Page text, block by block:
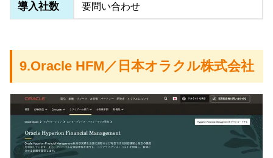
導入社数 要問い合わせ
9.Oracle HFM／日本オラクル株式会社